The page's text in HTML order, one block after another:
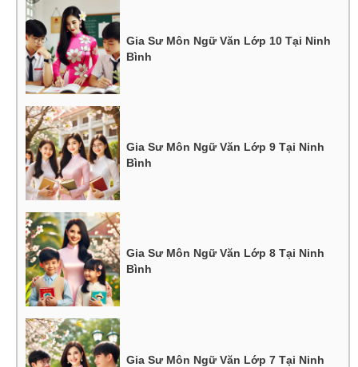
Gia Sư Môn Ngữ Văn Lớp 10 Tại Ninh
Bình
Gia Sư Môn Ngữ Văn Lớp 9 Tại Ninh
Bình
Gia Sư Môn Ngữ Văn Lớp 8 Tại Ninh
Bình
Gia Sư Môn Ngữ Văn Lớp 7 Tại Ninh